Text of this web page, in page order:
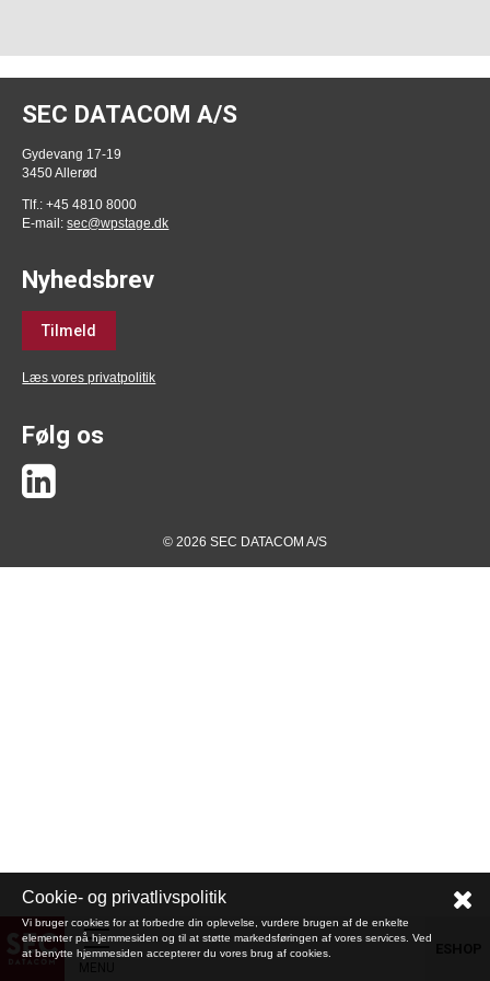
SEC DATACOM A/S
Gydevang 17-19
3450 Allerød
Tlf.: +45 4810 8000
E-mail:sec@wpstage.dk
Nyhedsbrev
Tilmeld
Læs vores privatpolitik
Følg os
© 2026 SEC DATACOM A/S
Cookie- og privatlivspolitik
Vi bruger cookies for at forbedre din oplevelse, vurdere brugen af de enkelte
elementer på hjemmesiden og til at støtte markedsføringen af vores services. Ved
at benytte hjemmesiden accepterer du vores brug af cookies.